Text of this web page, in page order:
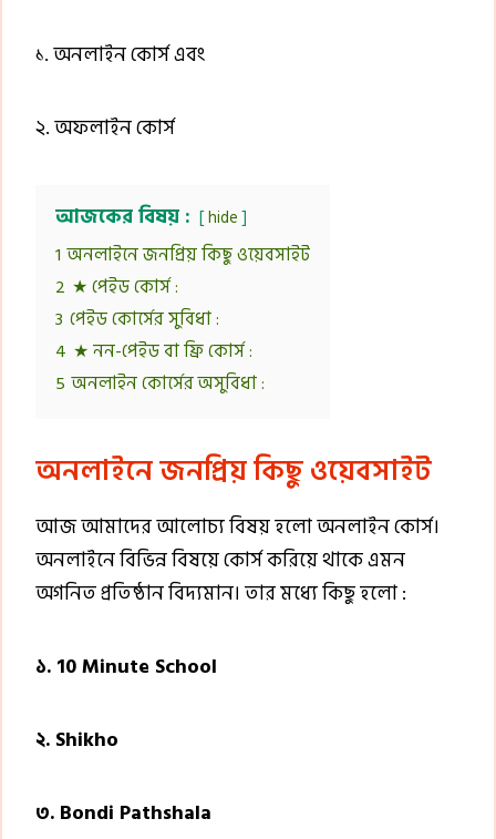
১. অনলাইন কোর্স এবং
২. অফলাইন কোর্স
আজকের বিষয় : hide
1 অনলাইনে জনপ্রিয় কিছু ওয়েবসাইট
2 ★ পেইড কোর্স :
3 পেইড কোর্সের সুবিধা :
4 ★ নন-পেইড বা ফ্রি কোর্স :
5 অনলাইন কোর্সের অসুবিধা :
অনলাইনে জনপ্রিয় কিছু ওয়েবসাইট
আজ আমাদের আলোচ্য বিষয় হলো অনলাইন কোর্স।
অনলাইনে বিভিন্ন বিষয়ে কোর্স করিয়ে থাকে এমন
অগনিত প্রতিষ্ঠান বিদ্যমান। তার মধ্যে কিছু হলো :
১. 10 Minute School
২. Shikho
৩. Bondi Pathshala